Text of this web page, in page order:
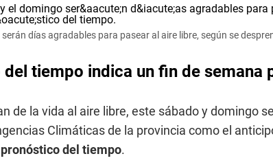
días agradables para pasear al aire libre, según se
tiempo indica un fin de semana
de la vida al aire libre, este sábado y domingo
Climáticas de la provincia como el
pronóstico del tiempo.